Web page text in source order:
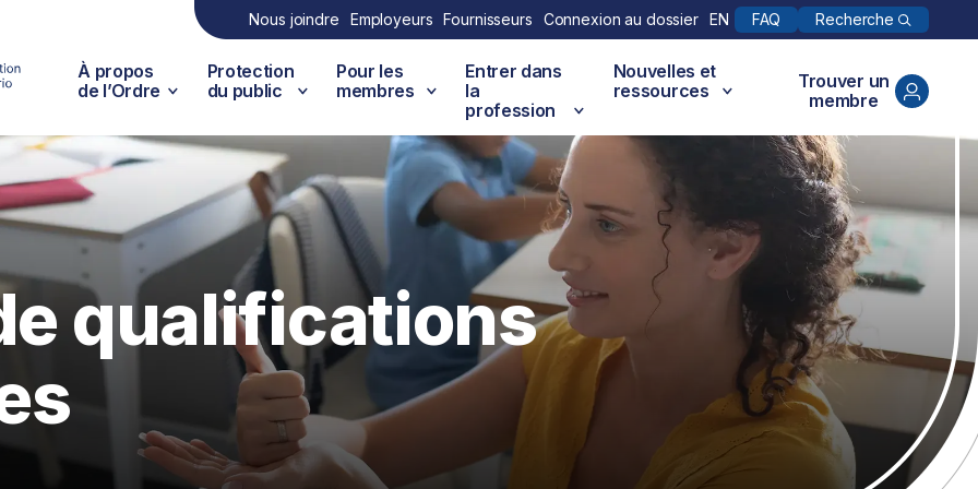
Nous joindre Employeurs Fournisseurs Connexion au dossier EN FAQ Recherche
À propos
de l’Ordre
Protection
du public
Pour les
membres
Entrer dans
la
profession
Nouvelles et
ressources
Trouver un
membre
qualifications